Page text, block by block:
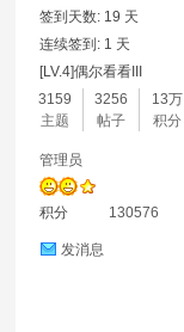
签到天数: 19 天
连续签到: 1 天
[LV.4]偶尔看看III
3159
主题
3256
帖子
13万
积分
管理员
积分 130576
发消息